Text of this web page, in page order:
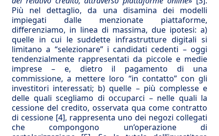
Più nel dettaglio, da una disamina dei modelli
impiegati dalle menzionate piattaforme,
differenziamo, in linea di massima, due ipotesi: a)
quelle in cui le suddette infrastrutture digitali si
limitano a “selezionare” i candidati cedenti – oggi
tendenzialmente rappresentati da piccole e medie
imprese – e, dietro il pagamento di una
commissione, a mettere loro “in contatto” con gli
investitori interessati; b) quelle – più complesse e
delle quali scegliamo di occuparci – nelle quali la
cessione del credito, osservata qua come contratto
di cessione [4], rappresenta uno dei negozi collegati
che compongono un’operazione di